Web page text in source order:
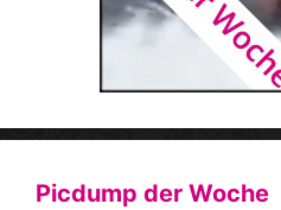
Picdump der Woche